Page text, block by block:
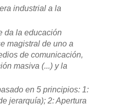
industrial a la
da la educación
magistral de uno a
de comunicación,
masiva (...) y la
en 5 principios: 1:
jerarquía); 2: Apertura